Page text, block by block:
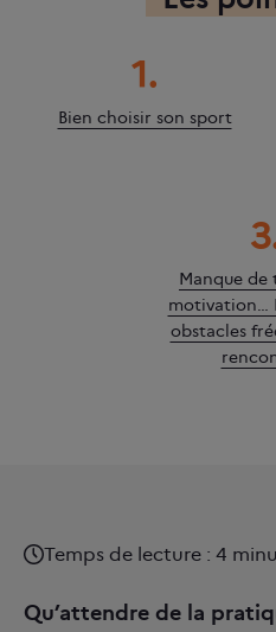
1.
Bien choisir son sport
Manque de
motivation…
obstacles
Temps de lecture : 4
Qu’attendre de la